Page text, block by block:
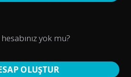
yok mu?
OLUŞTUR